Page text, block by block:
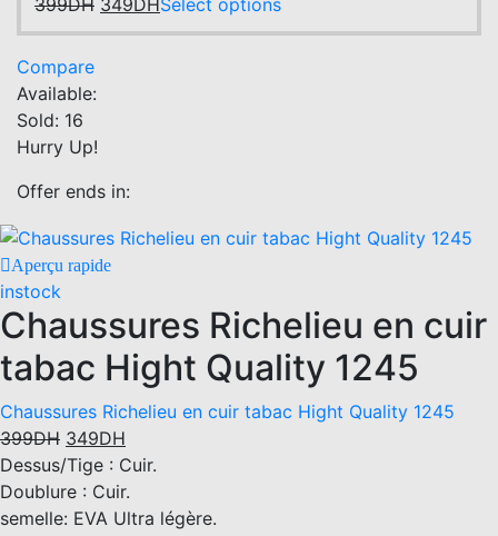
variants.
product
399DH
price
349DH
price
Select options
product
chosen
product
page
Compare
Available:
Sold: 16
Hurry Up!
Offer ends in:
Aperçu rapide
instock
Chaussures Richelieu en cuir
tabac Hight Quality 1245
Chaussures Richelieu en cuir tabac Hight Quality 1245
399DH Original
price
was:
399DH.
349DH
price
is:
349DH.
Dessus/Tige : Cuir.
Doublure : Cuir.
semelle: EVA Ultra légère.